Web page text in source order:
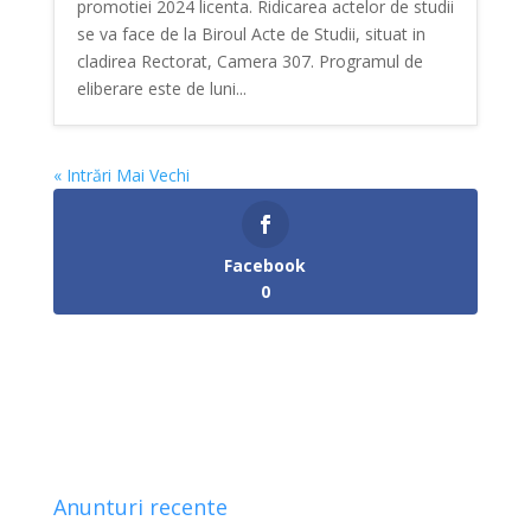
promotiei 2024 licenta. Ridicarea actelor de studii
se va face de la Biroul Acte de Studii, situat in
cladirea Rectorat, Camera 307. Programul de
eliberare este de luni...
« Intrări Mai Vechi
Facebook
0
Anunturi recente